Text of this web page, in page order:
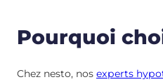
Pourquoi
Chez nesto, nos experts